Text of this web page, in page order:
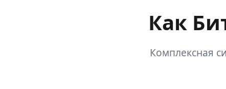
Как
Комплексная